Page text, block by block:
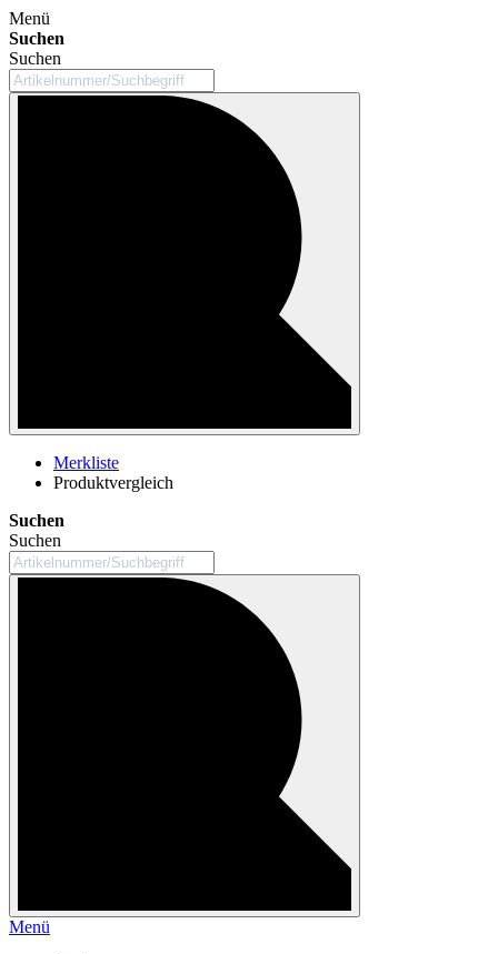
Menü
Suchen
Suchen
Merkliste
Produktvergleich
Suchen
Suchen
Menü